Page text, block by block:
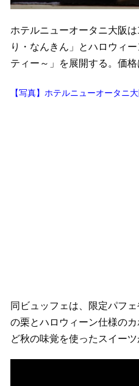
ホテルニューオータニ大阪
り・なんきん」とハロウィ
ティー～」を展開する。価
【写真】ホテルニューオータニ
同ビュッフェは、限定パフ
の栗とハロウィーン仕様の
ど秋の味覚を使ったスイーツ